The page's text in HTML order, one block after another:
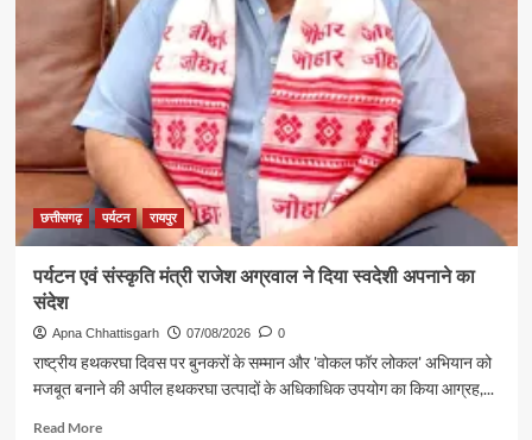
छत्तीसगढ़
पर्यटन
की
दमदार
दस्तक
छत्तीसगढ़ पर्यटन रायपुर
पर्यटन एवं संस्कृति मंत्री राजेश अग्रवाल ने दिया स्वदेशी अपनाने का
संदेश
Apna Chhattisgarh 07/08/2026 0
राष्ट्रीय हथकरघा दिवस पर बुनकरों के सम्मान और 'वोकल फॉर लोकल' अभियान को
मजबूत बनाने की अपील हथकरघा उत्पादों के अधिकाधिक उपयोग का किया आग्रह,...
Read MoreRead